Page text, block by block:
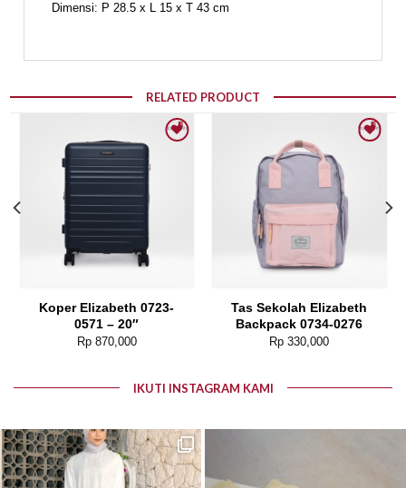
Dimensi: P 28.5 x L 15 x T 43 cm
RELATED PRODUCT
Add to wishlist
Koper Elizabeth 0723-
0571 – 20″
Rp870,000
Add to wishlist
Tas Sekolah Elizabeth
Backpack 0734-0276
Rp 330,000
IKUTI INSTAGRAM KAMI